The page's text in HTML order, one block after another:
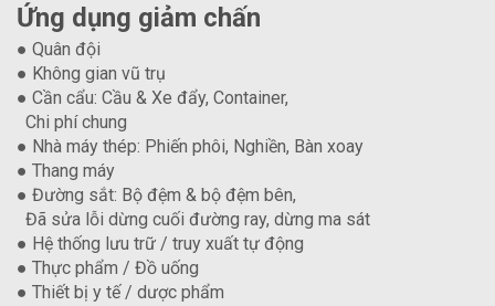
Ứng dụng giảm chấn
● Quân đội
● Không gian vũ trụ
● Cần cẩu: Cầu & Xe đẩy, Container,
Chi phí chung
● Nhà máy thép: Phiến phôi, Nghiền, Bàn xoay
● Thang máy
● Đường sắt: Bộ đệm & bộ đệm bên,
Đã sửa lỗi dừng cuối đường ray, dừng ma sát
● Hệ thống lưu trữ / truy xuất tự động
● Thực phẩm / Đồ uống
● Thiết bị y tế / dược phẩm